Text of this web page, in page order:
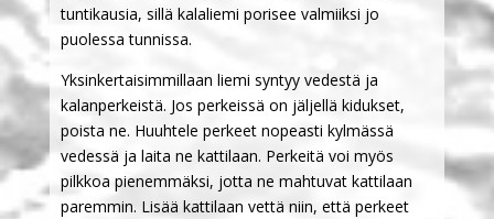
tuntikausia, sillä kalaliemi porisee valmiiksi jo
puolessa tunnissa.
Yksinkertaisimmillaan liemi syntyy vedestä ja
kalanperkeistä. Jos perkeissä on jäljellä kidukset,
poista ne. Huuhtele perkeet nopeasti kylmässä
vedessä ja laita ne kattilaan. Perkeitä voi myös
pilkkoa pienemmäksi, jotta ne mahtuvat kattilaan
paremmin. Lisää kattilaan vettä niin, että perkeet